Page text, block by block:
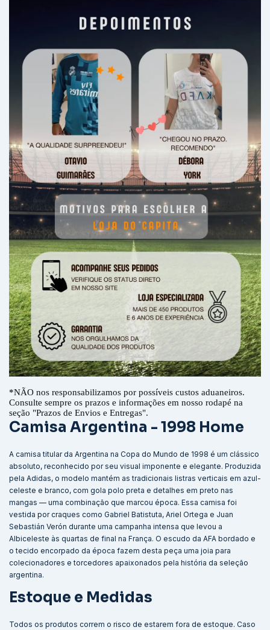
*NÃO nos responsabilizamos por possíveis custos aduaneiros.
Consulte sempre os prazos e informações em nosso rodapé na
seção "Prazos de Envios e Entregas".
Camisa Argentina - 1998 Home
A camisa titular da Argentina na Copa do Mundo de 1998 é um clássico
absoluto, reconhecido por seu visual imponente e elegante. Produzida
pela Adidas, o modelo mantém as tradicionais listras verticais em azul-
celeste e branco, com gola polo preta e detalhes em preto nas
mangas — uma combinação que marcou época. Essa camisa foi
vestida por craques como Gabriel Batistuta, Ariel Ortega e Juan
Sebastián Verón durante uma campanha intensa que levou a
Albiceleste às quartas de final na França. O escudo da AFA bordado e
o tecido encorpado da época fazem desta peça uma joia para
colecionadores e torcedores apaixonados pela história da seleção
argentina.
Estoque e Medidas
Todos os produtos correm o risco de estarem fora de estoque. Caso